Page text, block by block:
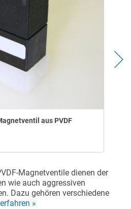
aus PVDF
Magnetventile dienen der
wie auch aggressiven
Dazu gehören verschiedene
»